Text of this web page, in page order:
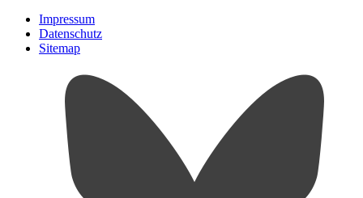
Impressum
Datenschutz
Sitemap